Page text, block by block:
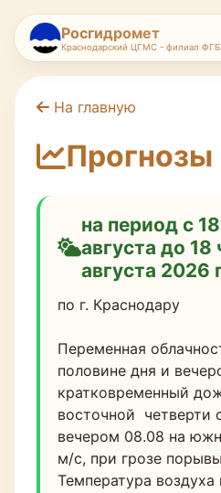
Росгидромет
Краснодарский ЦГМС - филиал
На главную
Прогнозы
на период с
августа до 18
августа 2026
по г. Краснодару
Переменная
половине дня и
кратковременный
восточной  четверти
вечером 08.08 на
м/с, при грозе
Температура воздуха